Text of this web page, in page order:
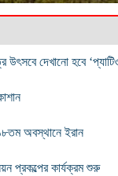
উৎসবে দেখানো হবে
১৮তম অবস্থানে ইরান
প্রকল্পের কার্যক্রম শুরু